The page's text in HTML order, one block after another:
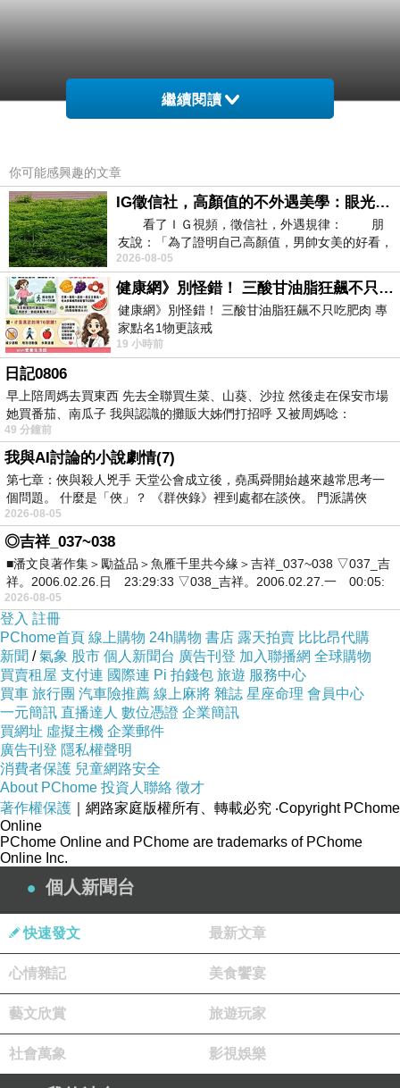
繼續閱讀
你可能感興趣的文章
IG徵信社，高顏值的不外遇美學：眼光太高也是一種防禦，為了證明我長得好看，我決定一輩子不外遇！
看了ＩＧ視頻，徵信社，外遇規律： 朋
友說：「為了證明自己高顏值，男帥女美的好看，
且眼光高，我決定一輩子不外遇。」
2026-08-05
健康網》別怪錯！ 三酸甘油脂狂飆不只吃肥肉 專家點名1物更該戒
健康網》別怪錯！ 三酸甘油脂狂飆不只吃肥肉 專
家點名1物更該戒
https://health.ltn.com.tw/article/breakingnews/
19 小時前
日記0806
早上陪周媽去買東西 先去全聯買生菜、山葵、沙拉 然後走在保安市場
她買番茄、南瓜子 我與認識的攤販大姊們打招呼 又被周媽唸：
49 分鐘前
我與AI討論的小說劇情(7)
第七章：俠與殺人兇手 天堂公會成立後，堯禹舜開始越來越常思考一
個問題。 什麼是「俠」？ 《群俠錄》裡到處都在談俠。 門派講俠
2026-08-05
◎吉祥_037~038
■潘文良著作集＞勵益品＞魚雁千里共今緣＞吉祥_037~038 ▽037_吉
祥。2006.02.26.日 23:29:33 ▽038_吉祥。2006.02.27.一 00:05:
2026-08-05
登入 註冊
PChome首頁 線上購物 24h購物 書店 露天拍賣 比比昂代購
新聞 /氣象 股市 個人新聞台 廣告刊登 加入聯播網 全球購物
買賣租屋 支付連 國際連 Pi 拍錢包 旅遊 服務中心
買車 旅行團 汽車險推薦 線上麻將 雜誌 星座命理 會員中心
一元簡訊 直播達人 數位憑證 企業簡訊
買網址 虛擬主機 企業郵件
廣告刊登 隱私權聲明
消費者保護 兒童網路安全
About PChome 投資人聯絡 徵才
著作權保護 ｜網路家庭版權所有、轉載必究 ‧Copyright PChome
Online
PChome Online and PChome are trademarks of PChome
Online Inc.
個人新聞台
快速發文 最新文章
心情雜記 美食饗宴
藝文欣賞 旅遊玩家
社會萬象 影視娛樂